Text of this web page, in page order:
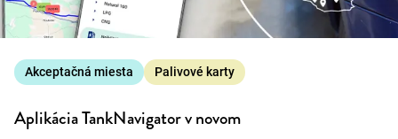
Akceptačná miesta Palivové karty
Aplikácia TankNavigator v novom